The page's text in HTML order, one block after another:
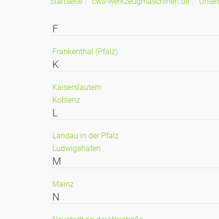
F
Frankenthal (Pfalz)
K
Kaiserslautern
Koblenz
L
Landau in der Pfalz
Ludwigshafen
M
Mainz
N